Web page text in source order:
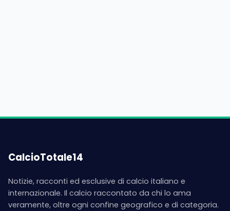
CalcioTotale14
Notizie, racconti ed esclusive di calcio italiano e
internazionale. Il calcio raccontato da chi lo ama
veramente, oltre ogni confine geografico e di categoria.